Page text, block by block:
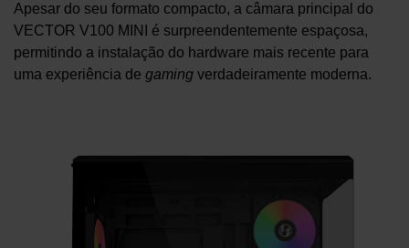
Apesar do seu formato compacto, a câmara principal do
VECTOR V100 MINI é surpreendentemente espaçosa,
permitindo a instalação do hardware mais recente para
uma experiência de gaming verdadeiramente moderna.